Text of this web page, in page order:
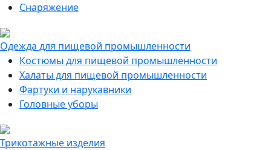
Снаряжение
Одежда для пищевой промышленности
Костюмы для пищевой промышленности
Халаты для пищевой промышленности
Фартуки и нарукавники
Головные уборы
Трикотажные изделия